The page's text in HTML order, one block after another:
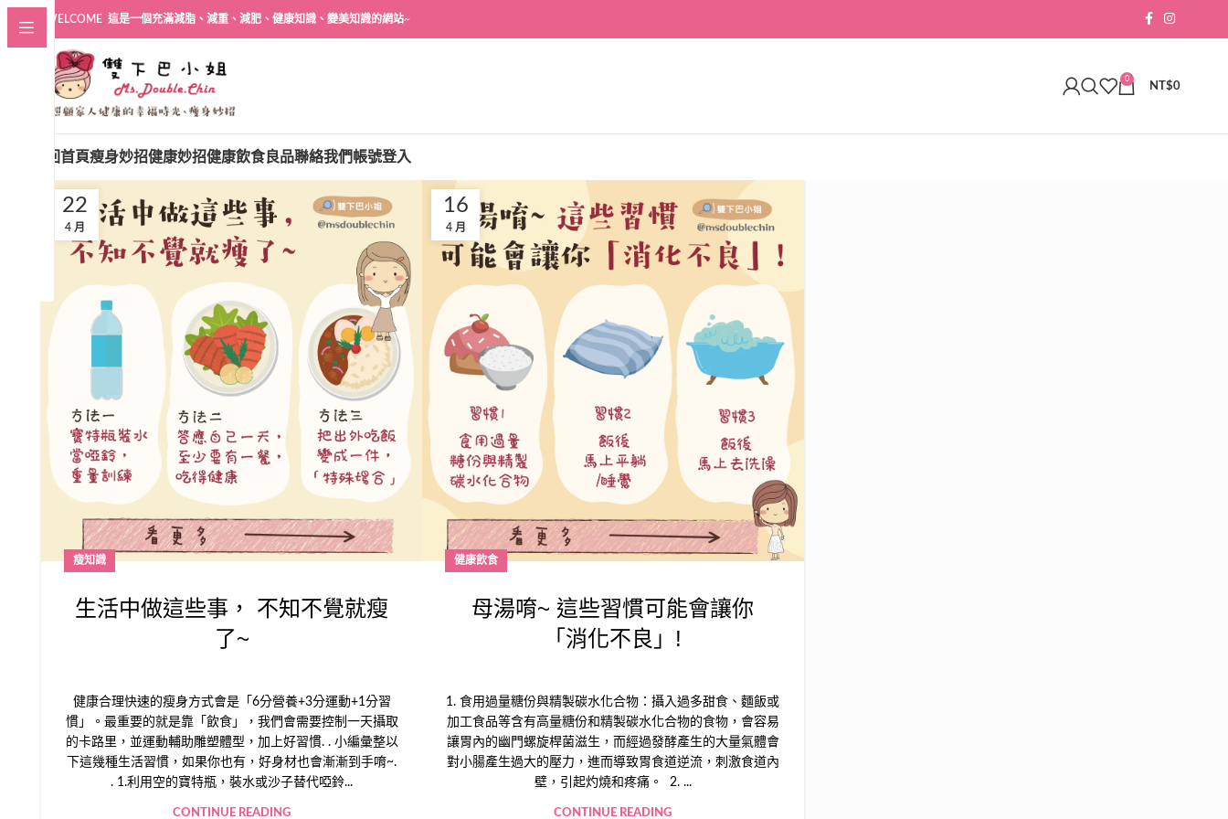
WELCOME 這是一個充滿減脂、減重、減肥、健康知識、變美知識的網站~
0
NT$0
回首頁瘦身妙招健康妙招健康飲食良品聯絡我們帳號登入
22
4 月
瘦知識
生活中做這些事， 不知不覺就瘦
了~
健康合理快速的瘦身方式會是「6分營養+3分運動+1分習
慣」。最重要的就是靠「飲食」，我們會需要控制一天攝取
的卡路里，並運動輔助雕塑體型，加上好習慣. . 小編彙整以
下這幾種生活習慣，如果你也有，好身材也會漸漸到手唷~.
. 1.利用空的寶特瓶，裝水或沙子替代啞鈴...
CONTINUE READING
16
4 月
健康飲食
母湯唷~ 這些習慣可能會讓你
「消化不良」!
1. 食用過量糖份與精製碳水化合物：攝入過多甜食、麵飯或
加工食品等含有高量糖份和精製碳水化合物的食物，會容易
讓胃內的幽門螺旋桿菌滋生，而經過發酵產生的大量氣體會
對小腸產生過大的壓力，進而導致胃食道逆流，刺激食道內
壁，引起灼燒和疼痛。 2. ...
CONTINUE READING